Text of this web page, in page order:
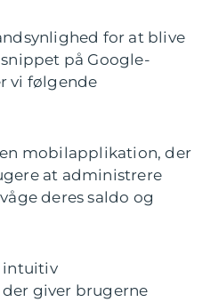
for at blive
på Google-
vi følgende
en mobilapplikation, der
at administrere
deres saldo og
intuitiv
giver brugerne